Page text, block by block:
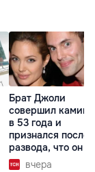
Брат Джоли
совершил
в 53 года и
признался после
развода, что он
вчера